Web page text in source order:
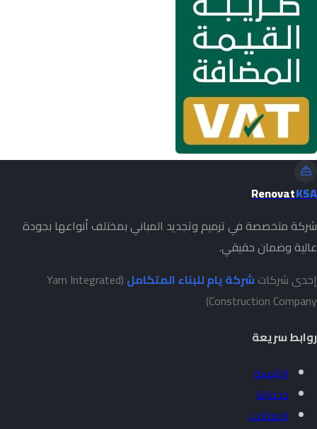
RenovatKSA
شركة متخصصة في ترميم وتجديد المباني بمختلف أنواعها بجودة
عالية وضمان حقيقي.
إحدى شركاتشركة يام للبناء المتكامل (Yam Integrated
Construction Company)
روابط سريعة
الرئيسية
خدماتنا
المقالات